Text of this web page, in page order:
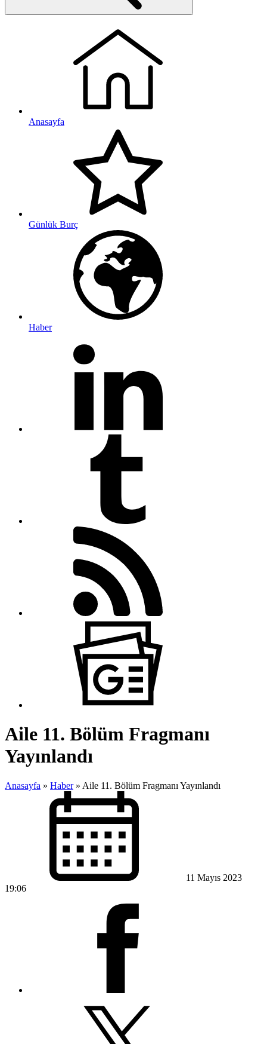
Anasayfa
Günlük Burç
Haber
Aile 11. Bölüm Fragmanı
Yayınlandı
Anasayfa » Haber » Aile 11. Bölüm Fragmanı Yayınlandı
11 Mayıs 2023
19:06